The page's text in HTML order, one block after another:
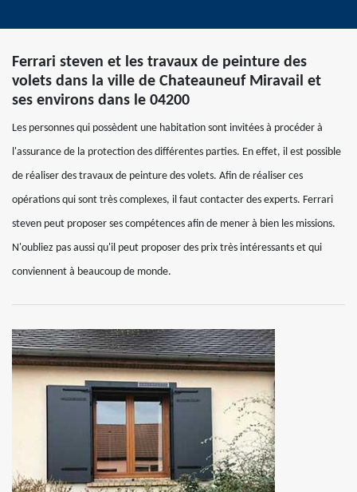
Ferrari steven et les travaux de peinture des
volets dans la ville de Chateauneuf Miravail et
ses environs dans le 04200
Les personnes qui possèdent une habitation sont invitées à procéder à
l'assurance de la protection des différentes parties. En effet, il est possible
de réaliser des travaux de peinture des volets. Afin de réaliser ces
opérations qui sont très complexes, il faut contacter des experts. Ferrari
steven peut proposer ses compétences afin de mener à bien les missions.
N'oubliez pas aussi qu'il peut proposer des prix très intéressants et qui
conviennent à beaucoup de monde.